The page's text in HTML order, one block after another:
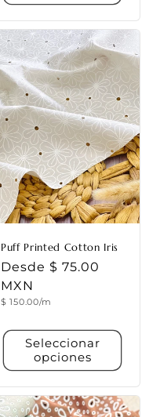
Puff Printed Cotton Iris
Precio
habitual
Desde $ 75.00
MXN
Precio
$ 150.00/m
Seleccionar
opciones